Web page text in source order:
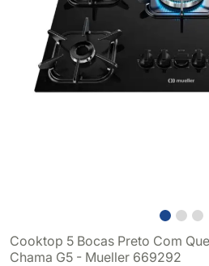
Cooktop 5 Bocas Preto Com
Chama G5 - Mueller 669292